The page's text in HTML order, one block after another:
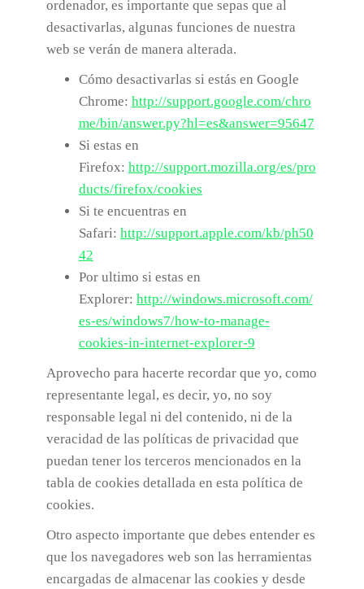
ordenador, es importante que sepas que al
desactivarlas, algunas funciones de nuestra
web se verán de manera alterada.
Cómo desactivarlas si estás en Google
Chrome: http://support.google.com/chro
me/bin/answer.py?hl=es&answer=95647
Si estas en
Firefox: http://support.mozilla.org/es/pro
ducts/firefox/cookies
Si te encuentras en
Safari: http://support.apple.com/kb/ph50
42
Por ultimo si estas en
Explorer: http://windows.microsoft.com/
es-es/windows7/how-to-manage-
cookies-in-internet-explorer-9
Aprovecho para hacerte recordar que yo, como
representante legal, es decir, yo, no soy
responsable legal ni del contenido, ni de la
veracidad de las políticas de privacidad que
puedan tener los terceros mencionados en la
tabla de cookies detallada en esta política de
cookies.
Otro aspecto importante que debes entender es
que los navegadores web son las herramientas
encargadas de almacenar las cookies y desde